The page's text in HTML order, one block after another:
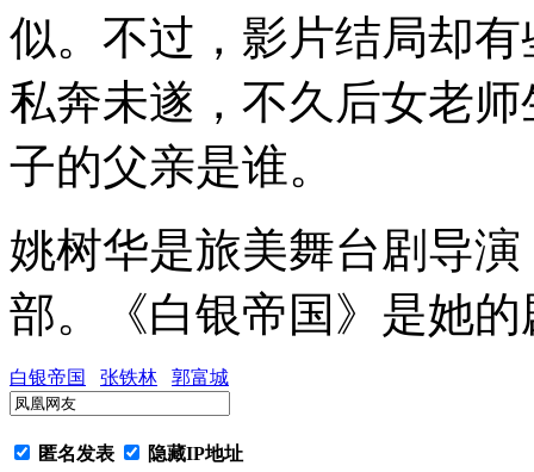
似。不过，影片结局却
私奔未遂，不久后女老
子的父亲是谁。
姚树华是旅美舞台剧导
部。《白银帝国》是她
白银帝国 张铁林 郭富城
匿名发表 隐藏IP地址